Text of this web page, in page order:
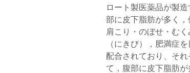
ロート製医薬品が製
部に皮下脂肪が多く
肩こり・のぼせ・む
（にきび），肥満症
配合されており、そ
て，腹部に皮下脂肪